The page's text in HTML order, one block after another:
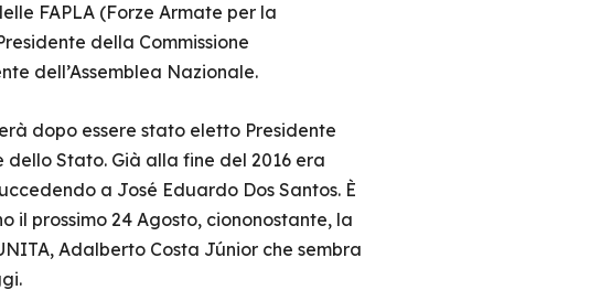
FAPLA (Forze Armate per la
della Commissione
dell’Assemblea Nazionale.
dopo essere stato eletto Presidente
dello Stato. Già alla fine del 2016 era
a José Eduardo Dos Santos. È
il prossimo 24 Agosto, ciononostante, la
Adalberto Costa Júnior che sembra